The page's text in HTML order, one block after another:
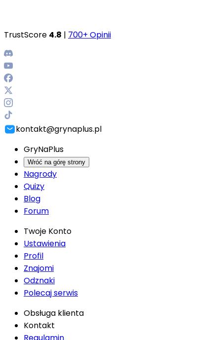
TrustScore 4.8 | 700+ Opinii
kontakt@grynaplus.pl
GryNaPlus
Wróć na górę strony
Nagrody
Quizy
Blog
Forum
Twoje Konto
Ustawienia
Profil
Znajomi
Odznaki
Polecaj serwis
Obsługa klienta
Kontakt